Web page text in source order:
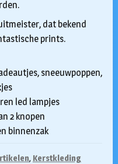
dat bekend
prints.
sneeuwpoppen,
led lampjes
2 knopen
binnenzak
, Kerstkleding